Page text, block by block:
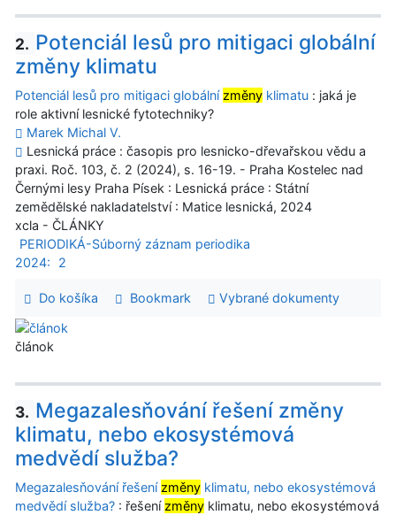
2. Potenciál lesů pro mitigaci globální
změny klimatu
Potenciál lesů pro mitigaci globální změny klimatu : jaká je
role aktivní lesnické fytotechniky?
Marek Michal V.
Lesnická práce : časopis pro lesnicko-dřevařskou vědu a
praxi. Roč. 103, č. 2 (2024), s. 16-19. - Praha Kostelec nad
Černými lesy Praha Písek : Lesnická práce : Státní
zemědělské nakladatelství : Matice lesnická, 2024
xcla - ČLÁNKY
PERIODIKÁ-Súborný záznam periodika
2024:
2
Do košíka Bookmark Vybrané dokumenty
článok
3. Megazalesňování řešení změny
klimatu, nebo ekosystémová
medvědí služba?
Megazalesňování řešení změny klimatu, nebo ekosystémová
medvědí služba? : řešení změny klimatu, nebo ekosystémová